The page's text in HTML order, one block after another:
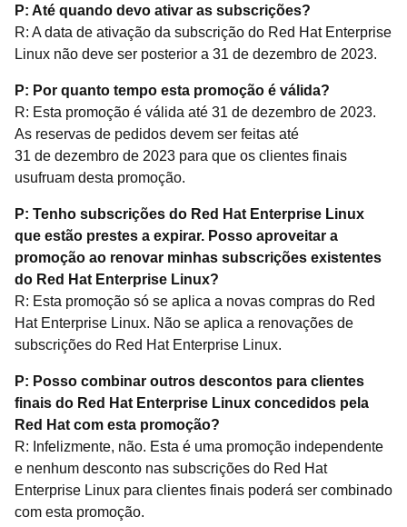
P: Até quando devo ativar as subscrições?
R: A data de ativação da subscrição do Red Hat Enterprise
Linux não deve ser posterior a 31 de dezembro de 2023.
P: Por quanto tempo esta promoção é válida?
R: Esta promoção é válida até 31 de dezembro de 2023.
As reservas de pedidos devem ser feitas até
31 de dezembro de 2023 para que os clientes finais
usufruam desta promoção.
P: Tenho subscrições do Red Hat Enterprise Linux
que estão prestes a expirar. Posso aproveitar a
promoção ao renovar minhas subscrições existentes
do Red Hat Enterprise Linux?
R: Esta promoção só se aplica a novas compras do Red
Hat Enterprise Linux. Não se aplica a renovações de
subscrições do Red Hat Enterprise Linux.
P: Posso combinar outros descontos para clientes
finais do Red Hat Enterprise Linux concedidos pela
Red Hat com esta promoção?
R: Infelizmente, não. Esta é uma promoção independente
e nenhum desconto nas subscrições do Red Hat
Enterprise Linux para clientes finais poderá ser combinado
com esta promoção.